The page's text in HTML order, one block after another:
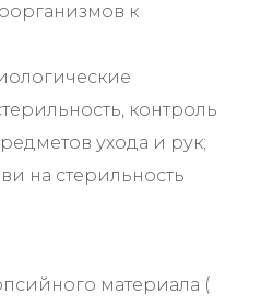
к
контроль
ухода и рук;
на стерильность
материала (